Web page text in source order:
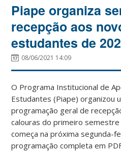
Piape organiza
recepção aos
estudantes de
08/06/2021 14:09
O Programa Institucional de
Estudantes (Piape) organizou
programação geral de
calouras do primeiro
começa na próxima segunda-
programação completa em